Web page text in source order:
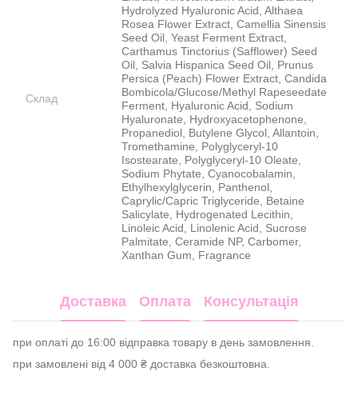
Склад
Hydrolyzed Hyaluronic Acid, Althaea
Rosea Flower Extract, Camellia Sinensis
Seed Oil, Yeast Ferment Extract,
Carthamus Tinctorius (Safflower) Seed
Oil, Salvia Hispanica Seed Oil, Prunus
Persica (Peach) Flower Extract, Candida
Bombicola/Glucose/Methyl Rapeseedate
Ferment, Hyaluronic Acid, Sodium
Hyaluronate, Hydroxyacetophenone,
Propanediol, Butylene Glycol, Allantoin,
Tromethamine, Polyglyceryl-10
Isostearate, Polyglyceryl-10 Oleate,
Sodium Phytate, Cyanocobalamin,
Ethylhexylglycerin, Panthenol,
Caprylic/Capric Triglyceride, Betaine
Salicylate, Hydrogenated Lecithin,
Linoleic Acid, Linolenic Acid, Sucrose
Palmitate, Ceramide NP, Carbomer,
Xanthan Gum, Fragrance
Доставка Оплата Консультація
при оплаті до 16:00 відправка товару в день замовлення.
при замовлені від 4 000 ₴ доставка безкоштовна.